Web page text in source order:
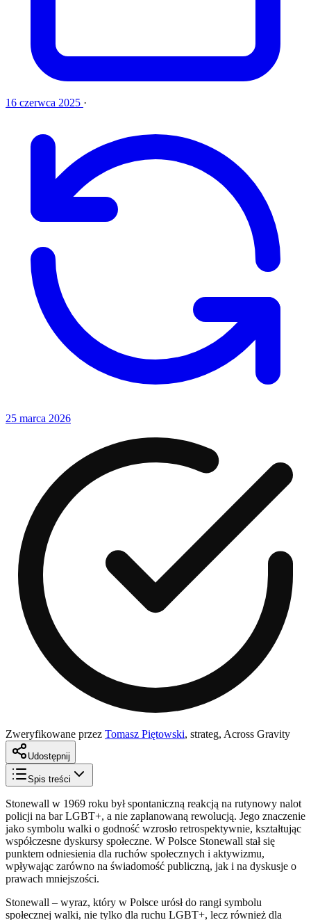
16 czerwca 2025 ·
25 marca 2026
Zweryfikowane przez Tomasz Piętowski, strateg, Across Gravity
Udostępnij
Spis treści
Stonewall w 1969 roku był spontaniczną reakcją na rutynowy nalot
policji na bar LGBT+, a nie zaplanowaną rewolucją. Jego znaczenie
jako symbolu walki o godność wzrosło retrospektywnie, kształtując
współczesne dyskursy społeczne. W Polsce Stonewall stał się
punktem odniesienia dla ruchów społecznych i aktywizmu,
wpływając zarówno na świadomość publiczną, jak i na dyskusje o
prawach mniejszości.
Stonewall – wyraz, który w Polsce urósł do rangi symbolu
społecznej walki, nie tylko dla ruchu LGBT+, lecz również dla